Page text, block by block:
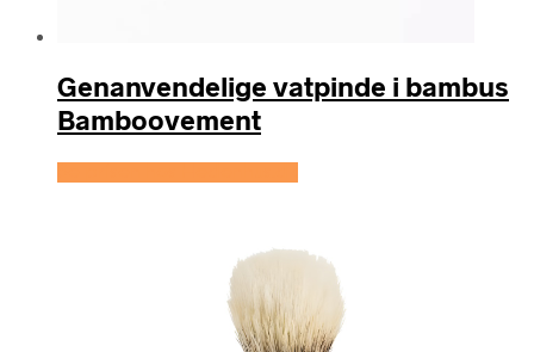
Genanvendelige vatpinde i bambus
Bamboovement